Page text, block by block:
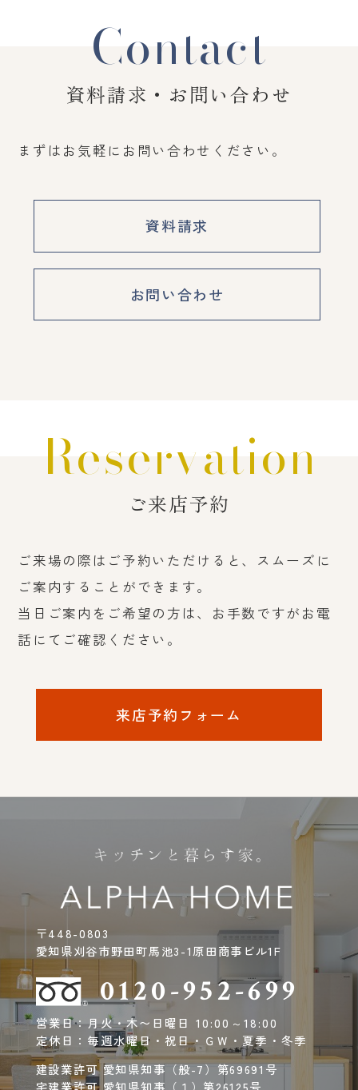
Contact
資料請求・お問い合わせ
まずはお気軽にお問い合わせください。
資料請求
お問い合わせ
Reservation
ご来店予約
ご来場の際はご予約いただけると、スムーズに
ご案内することができます。
当日ご案内をご希望の方は、お手数ですがお電
話にてご確認ください。
来店予約フォーム
〒448-0803
愛知県刈谷市野田町馬池3-1原田商事ビル1F
0120-952-699
営業日：月火・木〜日曜日 10:00～18:00
定休日：毎週水曜日・祝日・ＧＷ・夏季・冬季
建設業許可 愛知県知事（般-7）第69691号
宅建業許可 愛知県知事（１）第26125号